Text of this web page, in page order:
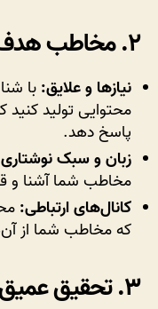
۲. مخاطب هدف
نیازها و علایق: با
محتوایی تولید کنید
پاسخ دهد.
زبان و سبک
مخاطب شما آشنا و
کانال‌های ارتباطی:
که مخاطب شما از
۳. تحقیق